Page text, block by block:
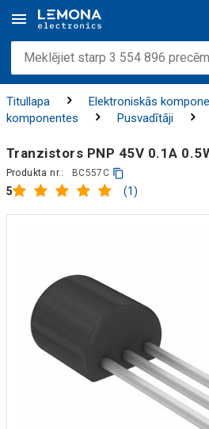
Titullapa Elektroniskās
komponentes
Pusvadītāji
Tranzistors PNP 45V 0.1A
5 (1)
Produkta nr.: BC557C